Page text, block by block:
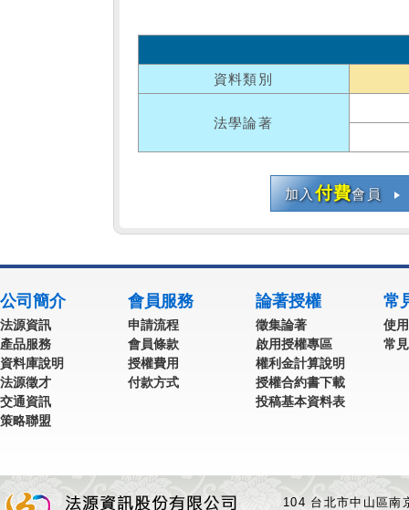
資料類別
法學論著
加入付費會員
公司簡介
法源資訊
產品服務
資料庫說明
法源徵才
交通資訊
策略聯盟
會員服務
申請流程
會員條款
授權費用
付款方式
論著授權
徵集論著
啟用授權專區
權利金計算說明
授權合約書下載
投稿基本資料表
常
使
常
104 台北市中山區